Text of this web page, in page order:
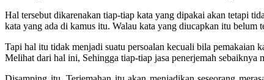
Hal tersebut dikarenakan tiap-tiap kata yang dipakai akan tetapi
kata yang ada di kamus itu. Walau kata yang diucapkan itu belum
Tapi hal itu tidak menjadi suatu persoalan kecuali bila pemakaian
Melihat dari hal ini, Sehingga tiap-tiap jasa penerjemah